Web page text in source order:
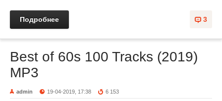
3
Подробнее
Best of 60s 100 Tracks (2019)
MP3
admin 19-04-2019, 17:38 6 153